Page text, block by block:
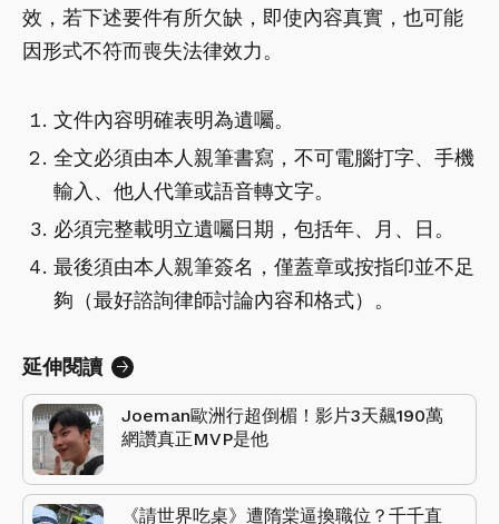
效，若下述要件有所欠缺，即使內容真實，也可能
因形式不符而喪失法律效力。
文件內容明確表明為遺囑。
全文必須由本人親筆書寫，不可電腦打字、手機
輸入、他人代筆或語音轉文字。
必須完整載明立遺囑日期，包括年、月、日。
最後須由本人親筆簽名，僅蓋章或按指印並不足
夠（最好諮詢律師討論內容和格式）。
延伸閱讀
Joeman歐洲行超倒楣！影片3天飆190萬
網讚真正MVP是他
《請世界吃桌》遭隋棠逼換職位？千千直